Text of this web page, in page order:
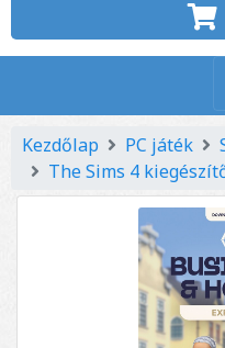
Kezdőlap PC játék
The Sims 4